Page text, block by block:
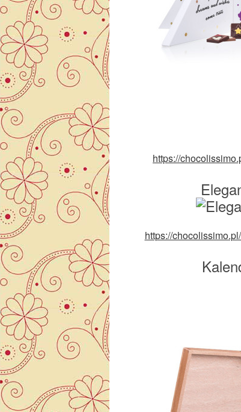
https://
https://